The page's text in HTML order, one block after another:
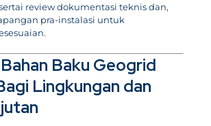
review dokumentasi teknis dan,
pra-instalasi untuk
Baku Geogrid
Lingkungan dan